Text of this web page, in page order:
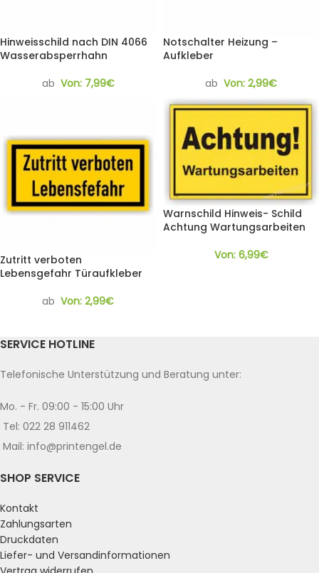
Hinweisschild nach DIN 4066
Wasserabsperrhahn
ab Von: 7,99€
Notschalter Heizung –
Aufkleber
ab Von: 2,99€
Zutritt verboten
Lebensgefahr Türaufkleber
ab Von: 2,99€
Warnschild Hinweis- Schild
Achtung Wartungsarbeiten
Von: 6,99€
SERVICE HOTLINE
Telefonische Unterstützung und Beratung unter:
Mo. - Fr. 09:00 - 15:00 Uhr
Tel: 022 28 911462
Mail: info@printengel.de
SHOP SERVICE
Kontakt
Zahlungsarten
Druckdaten
Liefer- und Versandinformationen